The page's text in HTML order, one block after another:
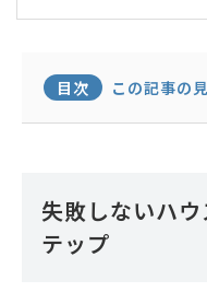
生・古民家再
多方面にて様
と現代的建
目次 この記事の
失敗しないハ
テップ